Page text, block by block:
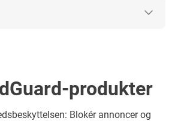
produkter
Blokér annoncer og